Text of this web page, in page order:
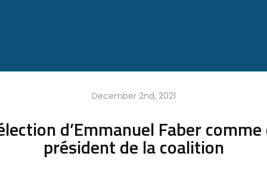
December 2nd, 2021
d’Emmanuel Faber
président de la coalition